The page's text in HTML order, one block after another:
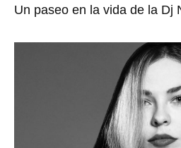
Un paseo en la vida de la Dj